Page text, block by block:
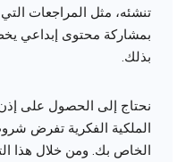
تنشئه، مثل المراجعات
بمشاركة محتوى إبداعي
بذلك.
نحتاج إلى الحصول على
الملكية الفكرية تفرض